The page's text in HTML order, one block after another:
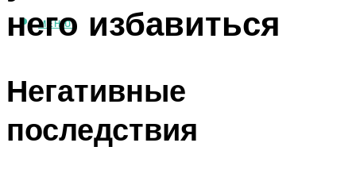
МЕНЮ
него избавиться
Негативные
последствия